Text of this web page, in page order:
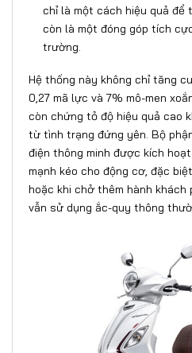
chỉ là một cách hiệu quả để
còn là một đóng góp tích
trường.
Hệ thống này không chỉ tăng
0,27 mã lực và 7% mô-men
còn chứng tỏ độ hiệu quả cao
từ tình trạng đứng yên. Bộ
điện thông minh được kích
mạnh kéo cho động cơ, đặc
hoặc khi chở thêm hành khách
vẫn sử dụng ắc-quy thông